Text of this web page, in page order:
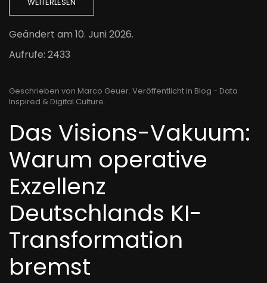
Geändert am 10. Juni 2026.
Aufrufe: 2433
Geschrieben von Marco Geuer. Veröffentlicht in Blog - Data
Inspired & Digital Culture.
Das Visions-Vakuum:
Warum operative
Exzellenz
Deutschlands KI-
Transformation
bremst